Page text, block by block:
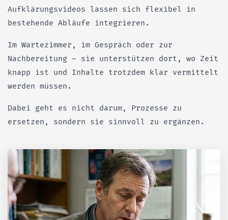
Aufklärungsvideos lassen sich flexibel in
bestehende Abläufe integrieren.
Im Wartezimmer, im Gespräch oder zur
Nachbereitung – sie unterstützen dort, wo Zeit
knapp ist und Inhalte trotzdem klar vermittelt
werden müssen.
Dabei geht es nicht darum, Prozesse zu
ersetzen, sondern sie sinnvoll zu ergänzen.